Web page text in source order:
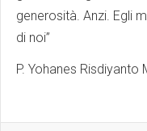
generosità. Anzi. Egli
di noi”
P. Yohanes Risdiyanto